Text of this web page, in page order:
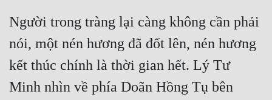
Cẩu Đạo Trường Sinh
Ngự Thú
Truyện Nam
Người trong tràng lại càng không cần phải
nói, một nén hương đã đốt lên, nén hương
kết thúc chính là thời gian hết. Lý Tư
Minh nhìn về phía Doãn Hồng Tụ bên